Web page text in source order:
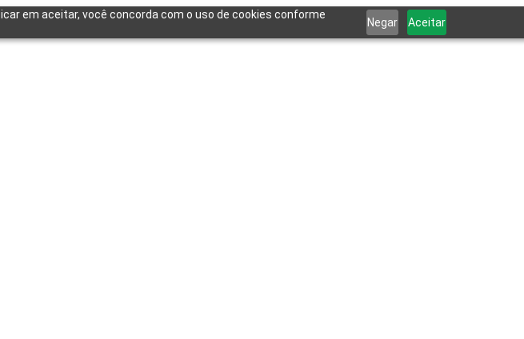
em aceitar, você concorda com o uso de cookies conforme
Negar Aceitar